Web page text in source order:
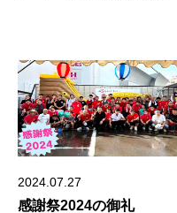
2024.07.27
感謝祭2024の御礼